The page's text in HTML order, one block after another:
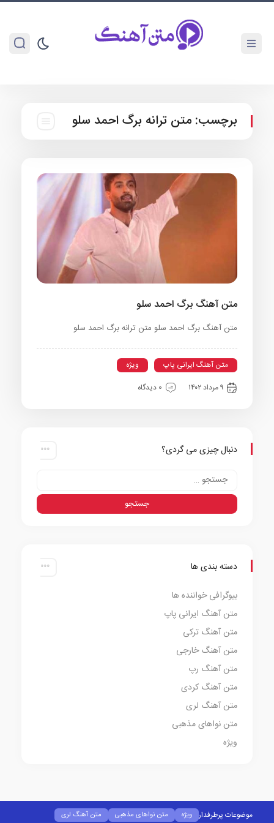
برچسب: متن ترانه برگ احمد سلو
متن آهنگ برگ احمد سلو
متن آهنگ برگ احمد سلو متن ترانه برگ احمد سلو
متن آهنگ ایرانی پاپ
ویژه
۹ مرداد ۱۴۰۲
0 دیدگاه
دنبال چیزی می گردی؟
دسته بندی ها
بیوگرافی خواننده ها
متن آهنگ ایرانی پاپ
متن آهنگ ترکی
متن آهنگ خارجی
متن آهنگ رپ
متن آهنگ کردی
متن آهنگ لری
متن نواهای مذهبی
ویژه
موضوعات پرطرفدار ویژه متن نواهای مذهبی متن آهنگ لری